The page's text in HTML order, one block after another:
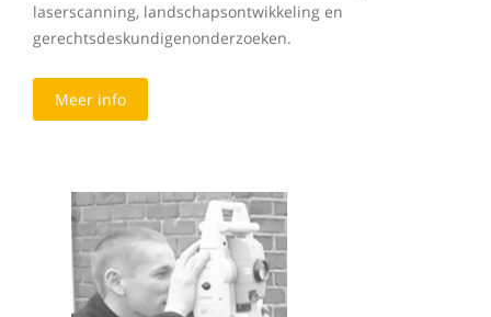
laserscanning, landschapsontwikkeling en
gerechtsdeskundigenonderzoeken.
Meer info